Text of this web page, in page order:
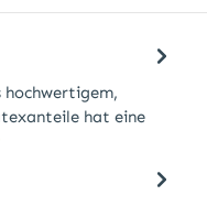
hochwertigem,
hat eine